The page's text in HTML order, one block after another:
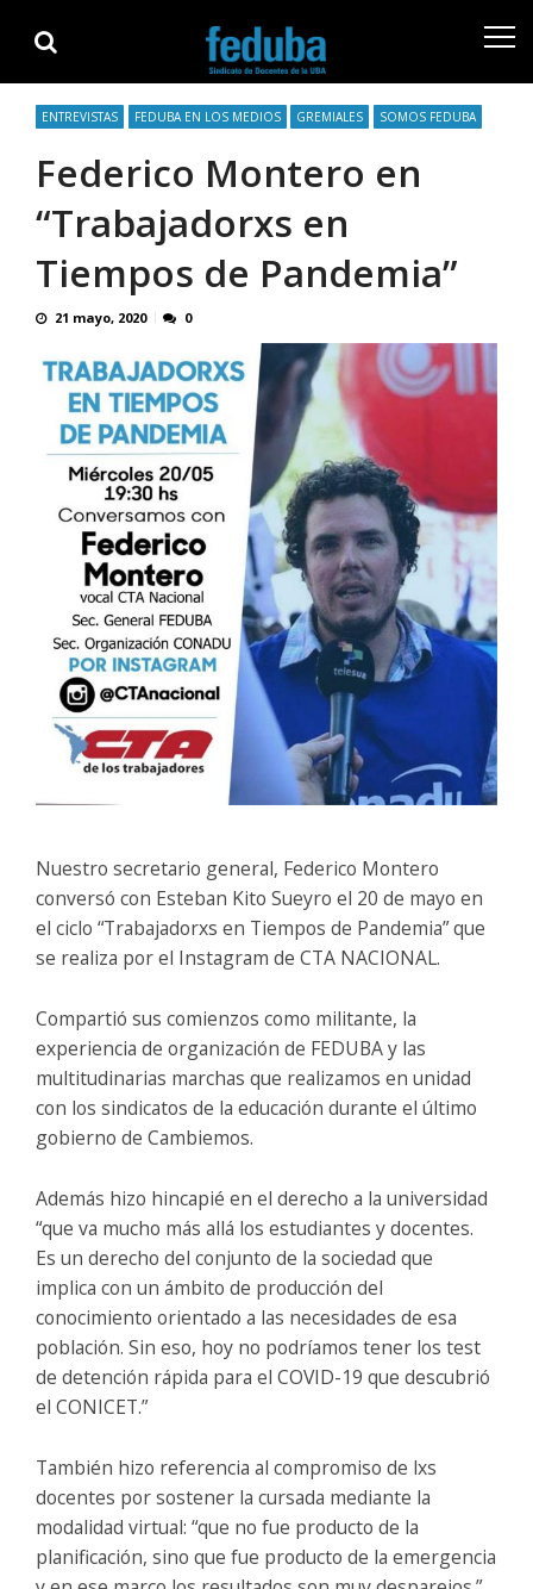
navigation
content
ENTREVISTAS FEDUBA EN LOS MEDIOS GREMIALES SOMOS FEDUBA
Federico Montero en
“Trabajadorxs en
Tiempos de Pandemia”
21 mayo, 2020 0
Nuestro secretario general, Federico Montero
conversó con Esteban Kito Sueyro el 20 de mayo en
el ciclo “Trabajadorxs en Tiempos de Pandemia” que
se realiza por el Instagram de CTA NACIONAL.
Compartió sus comienzos como militante, la
experiencia de organización de FEDUBA y las
multitudinarias marchas que realizamos en unidad
con los sindicatos de la educación durante el último
gobierno de Cambiemos.
Además hizo hincapié en el derecho a la universidad
“que va mucho más allá los estudiantes y docentes.
Es un derecho del conjunto de la sociedad que
implica con un ámbito de producción del
conocimiento orientado a las necesidades de esa
población. Sin eso, hoy no podríamos tener los test
de detención rápida para el COVID-19 que descubrió
el CONICET.”
También hizo referencia al compromiso de lxs
docentes por sostener la cursada mediante la
modalidad virtual: “que no fue producto de la
planificación, sino que fue producto de la emergencia